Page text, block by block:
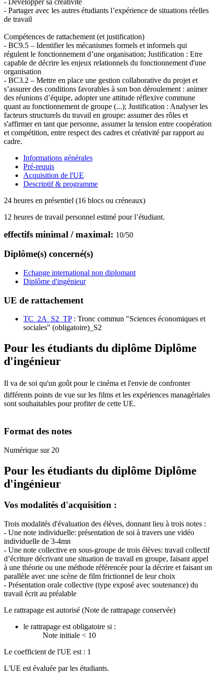
- Partager avec les autres étudiants l’expérience de situations réelles
de travail
Compétences de rattachement (et justification)
- BC9.5 – Identifier les mécanismes formels et informels qui
régulent le fonctionnement d’une organisation; Justification : Etre
capable de décrire les enjeux relationnels du fonctionnement d'une
organisation
- BC3.2 – Mettre en place une gestion collaborative du projet et
s’assurer des conditions favorables à son bon déroulement : animer
des réunions d’équipe, adopter une attitude réflexive commune
quant au fonctionnement de groupe (...); Justification : Analyser les
facteurs structurels du travail en groupe: assumer des rôles et
s'affirmer en tant que personne, assumer la tension entre coopération
et compétition, entre respect des cadres et créativité par rapport au
cadre.
Informations générales
Pré-requis
Acquisition de l'UE
Descriptif & programme
24 heures en présentiel (16 blocs ou créneaux)
12 heures de travail personnel estimé pour l’étudiant.
effectifs minimal / maximal: 10/50
Diplôme(s) concerné(s)
Echange international non diplomant
Diplôme d'ingénieur
UE de rattachement
TC_2A_S2_TP: Tronc commun "Sciences économiques et
sociales" (obligatoire)_S2
Pour les étudiants du diplôme Diplôme
d'ingénieur
Il va de soi qu'un goût pour le cinéma et l'envie de confronter
différents points de vue sur les films et les expériences managériales
sont souhaitables pour profiter de cette UE.
Format des notes
Numérique sur 20
Pour les étudiants du diplôme Diplôme
d'ingénieur
Vos modalités d'acquisition :
Trois modalités d'évaluation des élèves, donnant lieu à trois notes :
- Une note individuelle: présentation de soi à travers une vidéo
individuelle de 3-4mn
- Une note collective en sous-groupe de trois élèves: travail collectif
d’écriture décrivant une situation de travail en groupe, faisant appel
à une théorie ou une méthode référencée pour la décrire et faisant un
parallèle avec une scène de film frictionnel de leur choix
- Présentation orale collective (type exposé avec soutenance) du
travail écrit au préalable
Le rattrapage est autorisé (Note de rattrapage conservée)
le rattrapage est obligatoire si :
Note initiale < 10
Le coefficient de l'UE est : 1
L'UE est évaluée par les étudiants.